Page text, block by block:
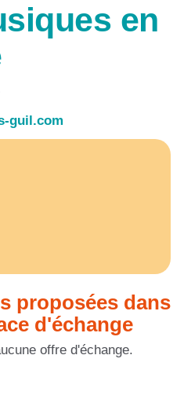
en
guil.com
proposées dans
d'échange
offre d'échange.